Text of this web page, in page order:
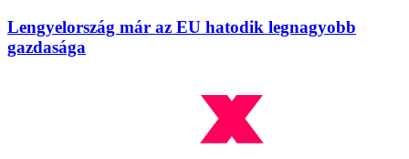
Lengyelország már az EU hatodik legnagyobb
gazdasága